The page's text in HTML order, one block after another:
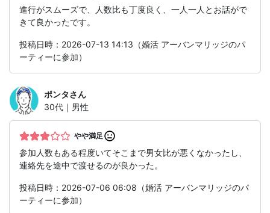
進行がスムーズで、人数比も丁度良く、一人一人とお話がで
きて良かったです。
投稿日時：2026-07-13 14:13（婚活 アーバンマリッジのパ
ーティーに参加）
ポンタさん
30代｜男性
やや満足
参加人数もある程度いてそこまで男女比が悪くなかったし、
連絡先を途中で渡せるのが良かった。
投稿日時：2026-07-06 06:08（婚活 アーバンマリッジのパ
ーティーに参加）